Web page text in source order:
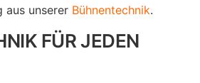
aus unserer Bühnentechnik.
FÜR JEDEN